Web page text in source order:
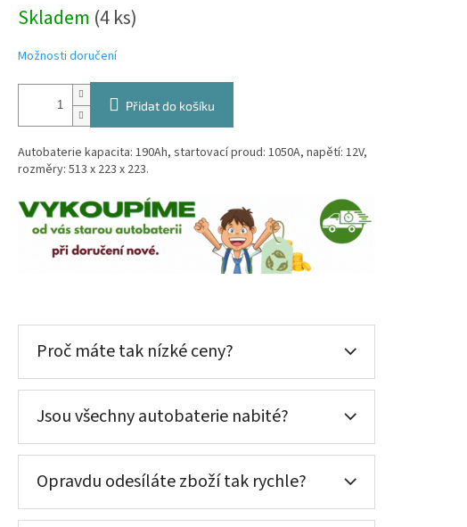
doručení nové (nepovinné)
při doručení nové (nepovinné)
cena:
Skladem (4 ks)
Možnosti doručení
Přidat do košíku
Autobaterie kapacita: 190Ah, startovací proud: 1050A, napětí: 12V,
rozměry: 513 x 223 x 223.
Proč máte tak nízké ceny?
Jsou všechny autobaterie nabité?
Opravdu odesíláte zboží tak rychle?